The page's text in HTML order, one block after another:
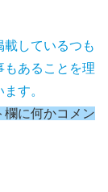
しているつも
もあることを理
す。
欄に何かコメン